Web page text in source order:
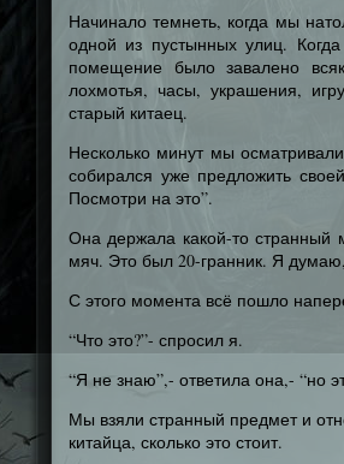
Начинало темнеть, когда мы
одной из пустынных улиц.
помещение было завалено
лохмотья, часы, украшения,
старый китаец.
Несколько минут мы
собирался уже предложить
Посмотри на это”.
Она держала какой-то странный
мяч. Это был 20-гранник. Я
С этого момента всё пошло
“Что это?”- спросил я.
“Я не знаю”,- ответила она,- “но
Мы взяли странный предмет и
китайца, сколько это стоит.